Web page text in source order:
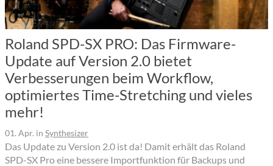
Roland SPD-SX PRO: Das Firmware-
Update auf Version 2.0 bietet
Verbesserungen beim Workflow,
optimiertes Time-Stretching und vieles
mehr!
01. Apr. in Synthesizer
Das Update zu Version 2.0 ist da! Damit erhält das Roland
SPD-SX Pro eine bessere Importfunktion für Backups und